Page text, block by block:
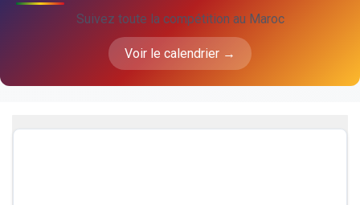
Suivez toute la compétition au Maroc
Voir le calendrier →